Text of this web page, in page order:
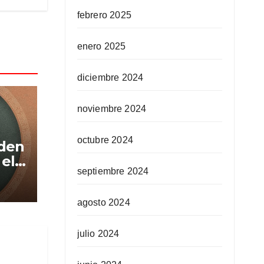
febrero 2025
enero 2025
diciembre 2024
noviembre 2024
octubre 2024
septiembre 2024
agosto 2024
julio 2024